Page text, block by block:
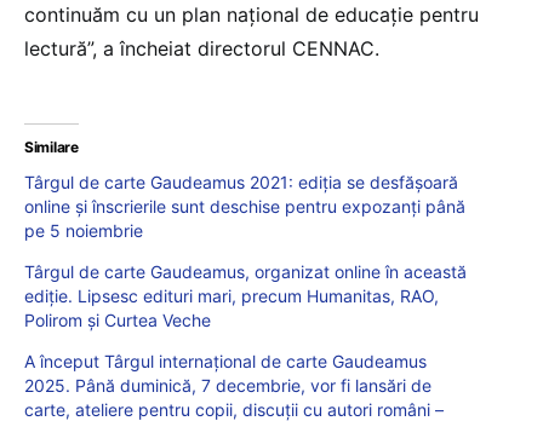
continuăm cu un plan naţional de educaţie pentru
lectură”, a încheiat directorul CENNAC.
Similare
Târgul de carte Gaudeamus 2021: ediția se desfășoară
online și înscrierile sunt deschise pentru expozanți până
pe 5 noiembrie
Târgul de carte Gaudeamus, organizat online în această
ediție. Lipsesc edituri mari, precum Humanitas, RAO,
Polirom și Curtea Veche
A început Târgul internațional de carte Gaudeamus
2025. Până duminică, 7 decembrie, vor fi lansări de
carte, ateliere pentru copii, discuții cu autori români –